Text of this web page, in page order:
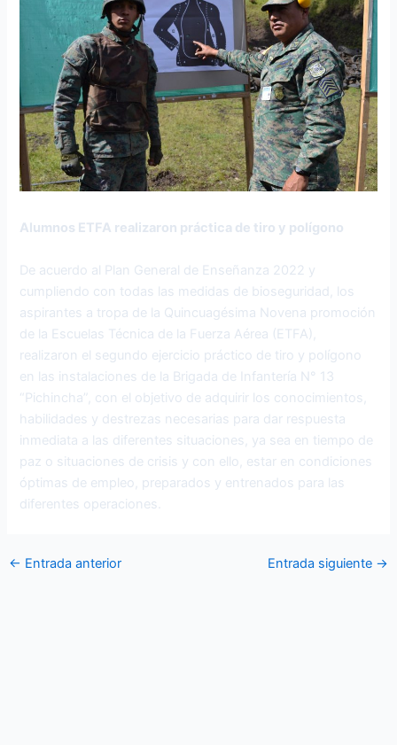
Alumnos ETFA realizaron práctica de tiro y polígono
De acuerdo al Plan General de Enseñanza 2022 y
cumpliendo con todas las medidas de bioseguridad, los
aspirantes a tropa de la Quincuagésima Novena promoción
de la Escuelas Técnica de la Fuerza Aérea (ETFA),
realizaron el segundo ejercicio práctico de tiro y polígono
en las instalaciones de la Brigada de Infantería N° 13
“Pichincha”, con el objetivo de adquirir los conocimientos,
habilidades y destrezas necesarias para dar respuesta
inmediata a las diferentes situaciones, ya sea en tiempo de
paz o situaciones de crisis y con ello, estar en condiciones
óptimas de empleo, preparados y entrenados para las
diferentes operaciones.
← Entrada anterior Entrada siguiente →